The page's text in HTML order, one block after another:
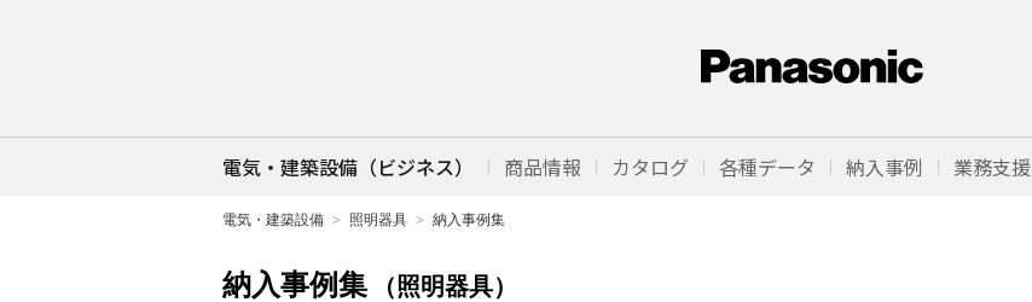
電気・建築設備（ビジネス） 商品情報 カタログ 各種データ 納入事例 業務支援
電気・建築設備 照明器具 納入事例集
納入事例集 （照明器具）